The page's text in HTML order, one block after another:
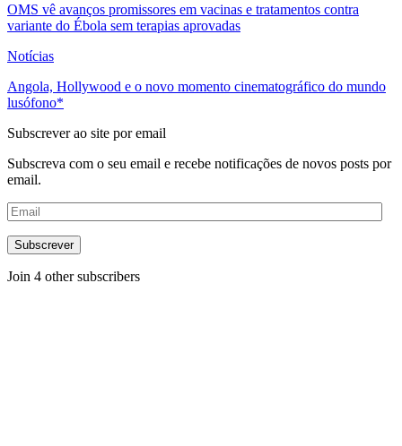
OMS vê avanços promissores em vacinas e tratamentos contra
variante do Ébola sem terapias aprovadas
Notícias
Angola, Hollywood e o novo momento cinematográfico do mundo
lusófono*
Subscrever ao site por email
Subscreva com o seu email e recebe notificações de novos posts por
email.
Email
Subscrever
Join 4 other subscribers